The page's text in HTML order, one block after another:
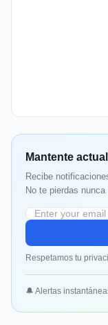
Mantente
Recibe
No te pierdas
Respetamos tu
🔔 Alertas